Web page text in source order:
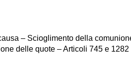
– Scioglimento della
delle quote – Articoli 745 e